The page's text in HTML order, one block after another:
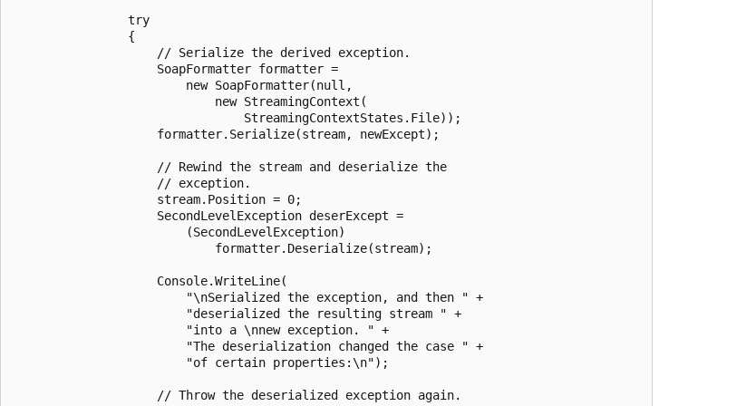
                try
                {
                    // Serialize the derived exception.
                    SoapFormatter formatter =
                        new SoapFormatter(null,
                            new StreamingContext(
                                StreamingContextStates.File));
                    formatter.Serialize(stream, newExcept);
                    // Rewind the stream and deserialize the
                    // exception.
                    stream.Position = 0;
                    SecondLevelException deserExcept =
                        (SecondLevelException)
                            formatter.Deserialize(stream);
                    Console.WriteLine(
                        "\nSerialized the exception, and then " +
                        "deserialized the resulting stream " +
                        "into a \nnew exception. " +
                        "The deserialization changed the case " +
                        "of certain properties:\n");
                    // Throw the deserialized exception again.